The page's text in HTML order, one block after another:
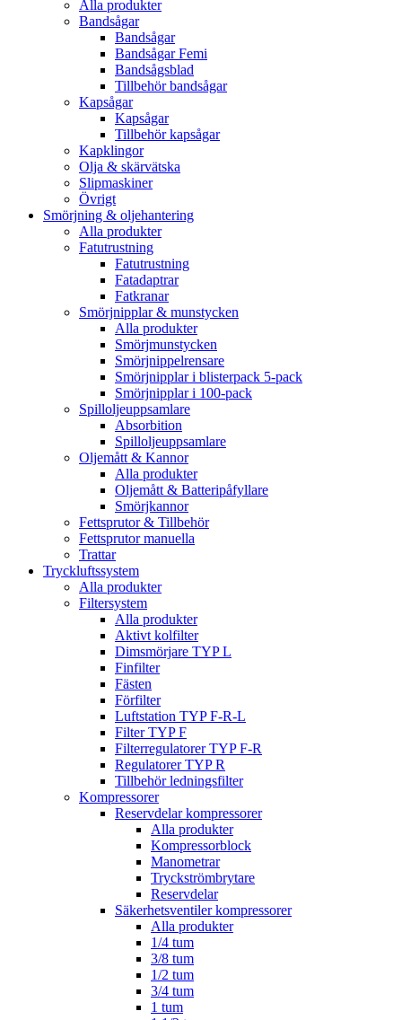
Alla produkter
Bandsågar
Bandsågar
Bandsågar Femi
Bandsågsblad
Tillbehör bandsågar
Kapsågar
Kapsågar
Tillbehör kapsågar
Kapklingor
Olja & skärvätska
Slipmaskiner
Övrigt
Smörjning & oljehantering
Alla produkter
Fatutrustning
Fatutrustning
Fatadaptrar
Fatkranar
Smörjnipplar & munstycken
Alla produkter
Smörjmunstycken
Smörjnippelrensare
Smörjnipplar i blisterpack 5-pack
Smörjnipplar i 100-pack
Spilloljeuppsamlare
Absorbition
Spilloljeuppsamlare
Oljemått & Kannor
Alla produkter
Oljemått & Batteripåfyllare
Smörjkannor
Fettsprutor & Tillbehör
Fettsprutor manuella
Trattar
Tryckluftssystem
Alla produkter
Filtersystem
Alla produkter
Aktivt kolfilter
Dimsmörjare TYP L
Finfilter
Fästen
Förfilter
Luftstation TYP F-R-L
Filter TYP F
Filterregulatorer TYP F-R
Regulatorer TYP R
Tillbehör ledningsfilter
Kompressorer
Reservdelar kompressorer
Alla produkter
Kompressorblock
Manometrar
Tryckströmbrytare
Reservdelar
Säkerhetsventiler kompressorer
Alla produkter
1/4 tum
3/8 tum
1/2 tum
3/4 tum
1 tum